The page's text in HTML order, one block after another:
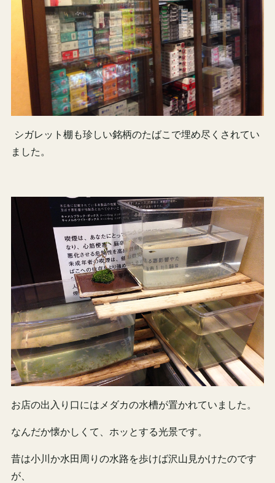
シガレット棚も珍しい銘柄のたばこで埋め尽くされてい
ました。
お店の出入り口にはメダカの水槽が置かれていました。
なんだか懐かしくて、ホッとする光景です。
昔は小川か水田周りの水路を歩けば沢山見かけたのです
が、